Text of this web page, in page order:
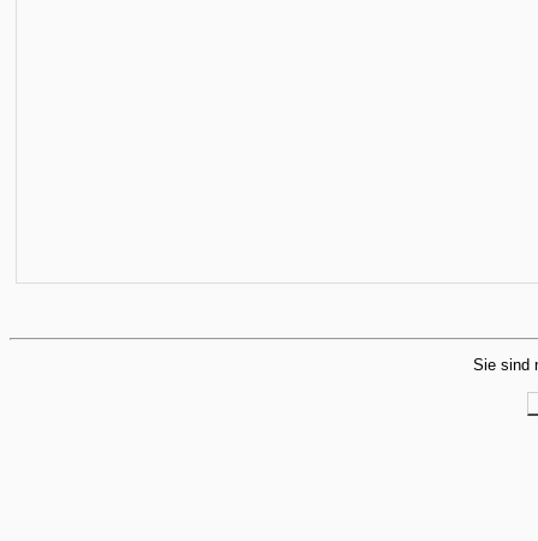
Sie sind